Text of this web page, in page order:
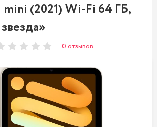
(2021) Wi-Fi 64 ГБ,
0 отзывов